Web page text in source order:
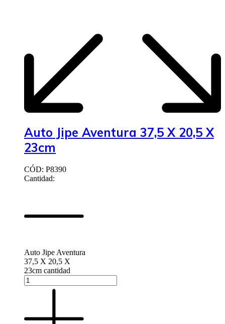
Auto Jipe Aventura 37,5 X 20,5 X
23cm
CÓD: P8390
Cantidad:
Auto Jipe Aventura
37,5 X 20,5 X
23cm cantidad